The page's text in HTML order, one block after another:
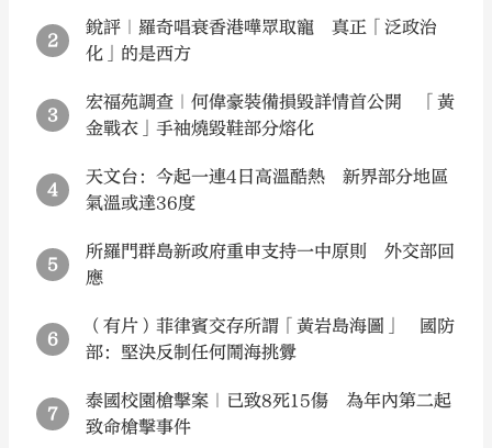
2
銳評｜羅奇唱衰香港嘩眾取寵 真正「泛政治
化」的是西方
3
宏福苑調查｜何偉豪裝備損毀詳情首公開 「黃
金戰衣」手袖燒毀鞋部分熔化
4
天文台：今起一連4日高溫酷熱 新界部分地區
氣溫或達36度
5
所羅門群島新政府重申支持一中原則 外交部回
應
6
（有片）菲律賓交存所謂「黃岩島海圖」 國防
部：堅決反制任何鬧海挑釁
7
泰國校園槍擊案｜已致8死15傷 為年內第二起
致命槍擊事件